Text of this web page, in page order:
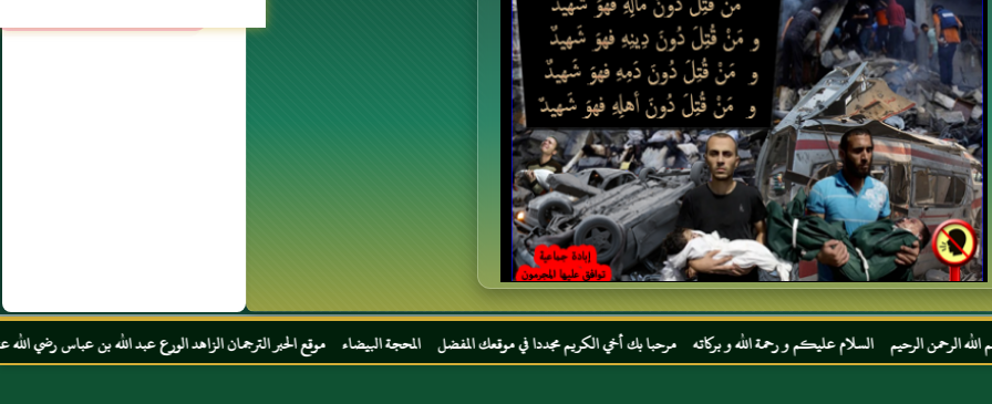
السلام عليكم و رحمة الله و بركاته مرحبا بك أخي الكريم مجددا في موقعك المفضل المحجة البيضاء موقع الحبر الترجمان الزاهد الورع عبد الله بن عباس رضي الله عنهما